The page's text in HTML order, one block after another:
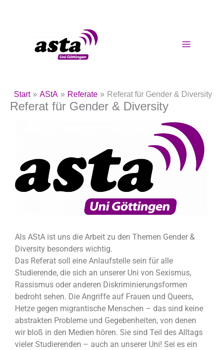
Start AStA Referate Referat für Gender & Diversity
Referat für Gender & Diversity
Als AStA ist uns die Arbeit zu den Themen Gender &
Diversity besonders wichtig.
Das Referat soll eine Anlaufstelle sein für alle
Studierende, die sich an unserer Uni von Sexismus,
Rassismus oder anderen Diskriminierungsformen
bedroht sehen. Die Angriffe auf Frauen und Queers,
Hetze gegen migrantische Menschen – das sind keine
abstrakten Probleme und Gegebenheiten, von denen
wir bloß in den Medien hören. Sie sind Teil des Alltags
vieler Studierenden – auch an unserer Uni! Sei es ein